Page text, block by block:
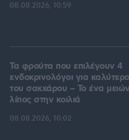
08.08.2026, 10:59
Τα φρούτα που επιλέγουν 4
ενδοκρινολόγοι για
του σακχάρου – Το ένα
λίπος στην κοιλιά
08.08.2026, 10:02